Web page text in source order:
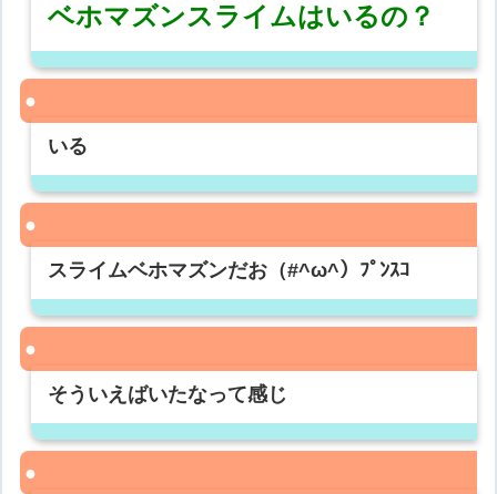
ベホマズンスライムはいるの？
いる
スライムベホマズンだお（#^ω^）ﾌﾟﾝｽｺ
そういえばいたなって感じ